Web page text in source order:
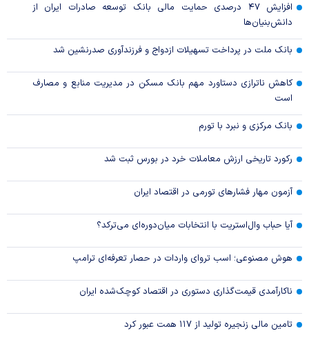
افزایش ۴۷ درصدی حمایت مالی بانک توسعه صادرات ایران از
دانش‌بنیان‌ها
بانک ملت در پرداخت تسهیلات ازدواج و فرزندآوری صدرنشین شد
کاهش ناترازی دستاورد مهم بانک مسکن در مدیریت منابع و مصارف
است
بانک مرکزی و نبرد با تورم
رکورد تاریخی ارزش معاملات خرد در بورس ثبت شد
آزمون مهار فشار‌های تورمی در اقتصاد ایران
آیا حباب وال‌استریت با انتخابات میان‌دوره‌ای می‌ترکد؟
هوش مصنوعی؛ اسب تروای واردات در حصار تعرفه‌ای ترامپ
ناکارآمدی قیمت‌گذاری دستوری در اقتصاد کوچک‌شده ایران
تامین مالی زنجیره تولید از ۱۱۷ همت عبور کرد